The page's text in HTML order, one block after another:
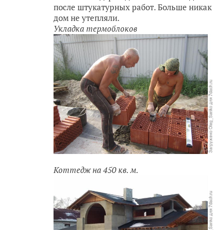
после штукатурных работ. Больше никак
дом не утепляли.
Укладка термоблоков
Коттедж на 450 кв. м.